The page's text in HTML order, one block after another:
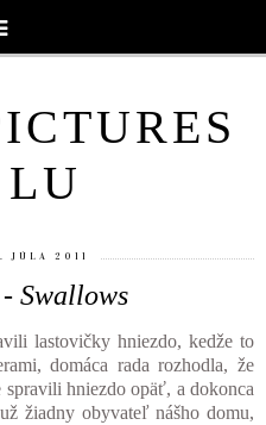
JÚLA 2011
Swallows
lastovičky hniezdo, kedže to
domáca rada rozhodla, že
hniezdo opäť, a dokonca
žiadny obyvateľ nášho domu,